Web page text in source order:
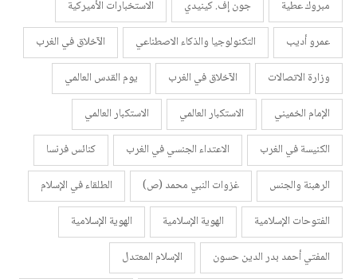
مبروك عطية
جون إف. كينيدي
الاستخبارات الأميركية
عمرو أديب
التكنولوجيا والذكاء الاصطناعي
الآخلاق في الغرب
وزارة الاتصالات
الآخلاق في الغرب
يوم القدس العالمي
الإمام الخميني
الاستكبار العالمي
الاستكبار العالمي
الكنيسة في الغرب
الاعتداء الجنسي في الغرب
كنائس فرنسا
الرهبنة والجنس
غزوات النبي محمد (ص)
الطلقاء في الإسلام
الفتوحات الإسلامية
الهوية الإسلامية
الهوية الإسلامية
المفتي أحمد بدر الدين حسون
الإسلام المعتدل